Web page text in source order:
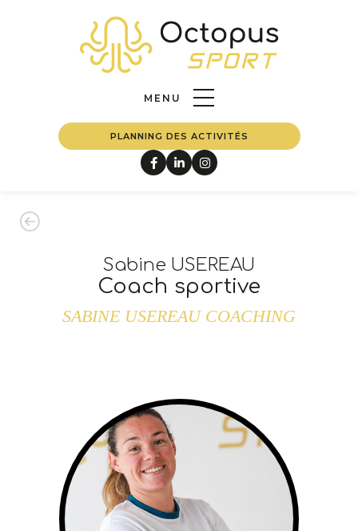
MENU
PLANNING DES ACTIVITÉS
ACCUEIL
PRESTATIONS
Notre
EQUIPE
Notre
BLOG
Sabine USEREAU
Coach sportive
SABINE USEREAU COACHING